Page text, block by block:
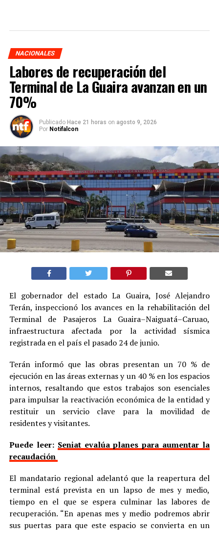
NACIONALES
Labores de recuperación del
Terminal de La Guaira avanzan en un
70%
Publicado Hace 21 horas on agosto 9, 2026
Por Notifalcon
El gobernador del estado La Guaira, José Alejandro
Terán, inspeccionó los avances en la rehabilitación del
Terminal de Pasajeros La Guaira–Naiguatá–Caruao,
infraestructura afectada por la actividad sísmica
registrada en el país el pasado 24 de junio.
Terán informó que las obras presentan un 70 % de
ejecución en las áreas externas y un 40 % en los espacios
internos, resaltando que estos trabajos son esenciales
para impulsar la reactivación económica de la entidad y
restituir un servicio clave para la movilidad de
residentes y visitantes.
Puede leer: Seniat evalúa planes para aumentar la
recaudación
El mandatario regional adelantó que la reapertura del
terminal está prevista en un lapso de mes y medio,
tiempo en el que se espera culminar las labores de
recuperación. “En apenas mes y medio podremos abrir
sus puertas para que este espacio se convierta en un